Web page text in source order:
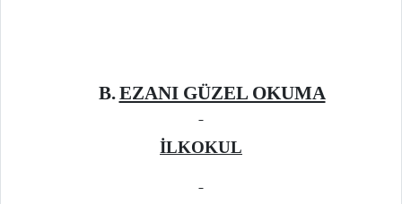
B.EZANI GÜZEL OKUMA
İLKOKUL